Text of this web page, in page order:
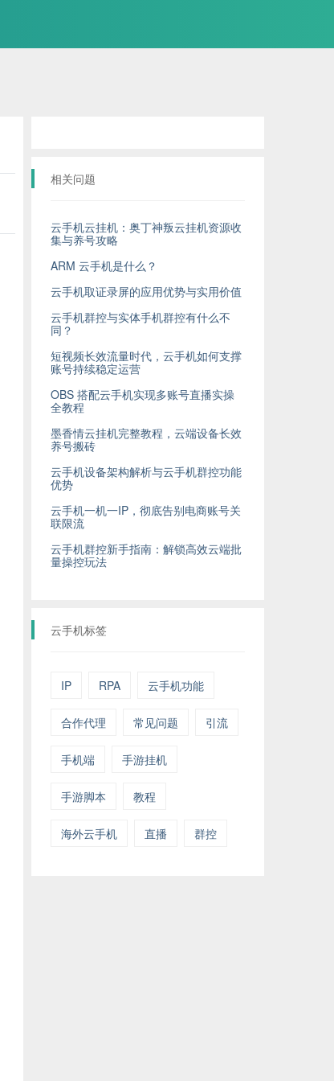
相关问题
云手机云挂机：奥丁神叛云挂机资源收
集与养号攻略
ARM 云手机是什么？
云手机取证录屏的应用优势与实用价值
云手机群控与实体手机群控有什么不
同？
短视频长效流量时代，云手机如何支撑
账号持续稳定运营
OBS 搭配云手机实现多账号直播实操
全教程
墨香情云挂机完整教程，云端设备长效
养号搬砖
云手机设备架构解析与云手机群控功能
优势
云手机一机一IP，彻底告别电商账号关
联限流
云手机群控新手指南：解锁高效云端批
量操控玩法
云手机标签
IP RPA 云手机功能
合作代理 常见问题 引流
手机端 手游挂机
手游脚本 教程
海外云手机 直播 群控